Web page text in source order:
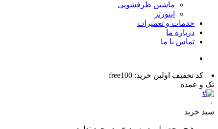
ماشین ظرفشویی
اینورتر
خدمات و تعمیرات
درباره ما
تماس با ما
کد تخفیف اولین خرید: free100
تک و عمده
۰
سبد خرید